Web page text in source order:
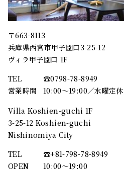
〒663-8113
兵庫県西宮市甲子園口3-25-12
ヴィラ甲子園口 1F
TEL
☎︎0798-78-8949
営業時間
10:00～19:00／水曜定休
Villa Koshien-guchi 1F
3-25-12 Koshien-guchi
Nishinomiya City
TEL
☎︎+81-798-78-8949
OPEN
10:00〜19:00